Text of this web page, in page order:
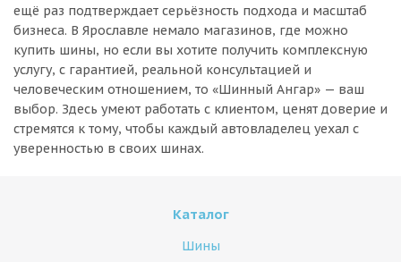
ещё раз подтверждает серьёзность подхода и масштаб
бизнеса. В Ярославле немало магазинов, где можно
купить шины, но если вы хотите получить комплексную
услугу, с гарантией, реальной консультацией и
человеческим отношением, то «Шинный Ангар» — ваш
выбор. Здесь умеют работать с клиентом, ценят доверие и
стремятся к тому, чтобы каждый автовладелец уехал с
уверенностью в своих шинах.
Каталог
Шины